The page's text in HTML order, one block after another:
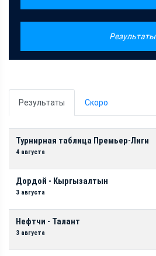
Результаты
Результаты Скоро
Турнирная таблица Премьер-Лиги
4 августа
Дордой - Кыргызалтын
3 августа
Нефтчи - Талант
3 августа